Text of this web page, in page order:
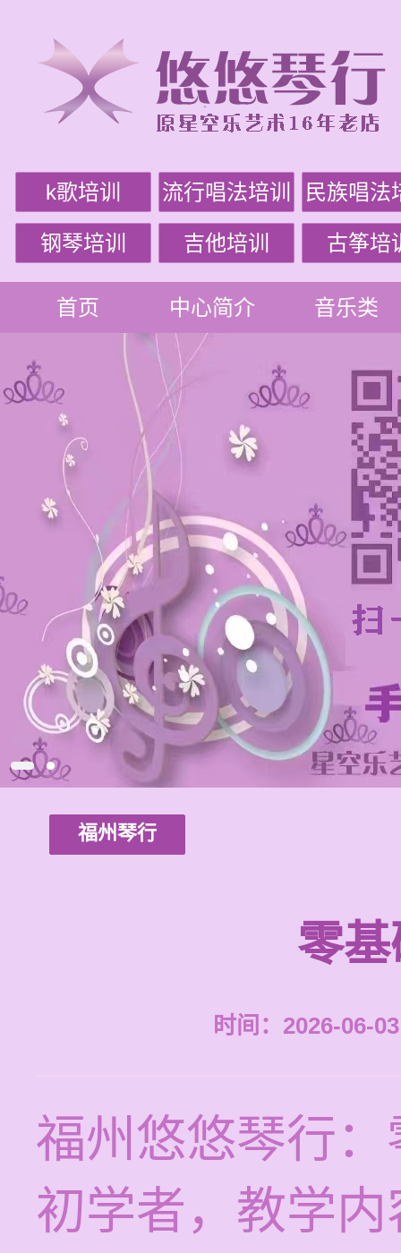
k歌培训 流行唱法培训 民族唱法
钢琴培训 吉他培训 古筝培
首页 中心简介 音乐类
福州琴行
零
时间：2026-06-
福州悠悠琴行
初学者，教学